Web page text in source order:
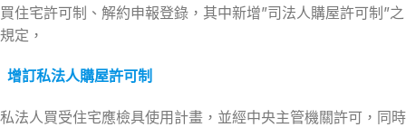
買住宅許可制、解約申報登錄，其中新增”司法人購屋許可制”之
規定，
增訂私法人購屋許可制
私法人買受住宅應檢具使用計畫，並經中央主管機關許可，同時